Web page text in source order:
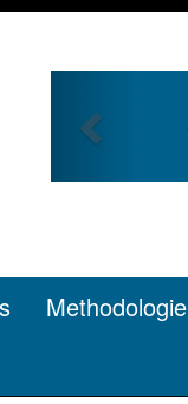
Methodologie